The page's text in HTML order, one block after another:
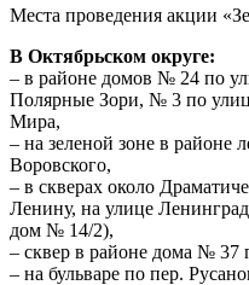
Места проведения акции
В Октябрьском округе:
– в районе домов № 24 по
Полярные Зори, № 3 по
Мира,
– на зеленой зоне в
Воровского,
– в скверах около
Ленину, на улице
дом № 14/2),
– сквер в районе дома № 37
– на бульваре по пер.